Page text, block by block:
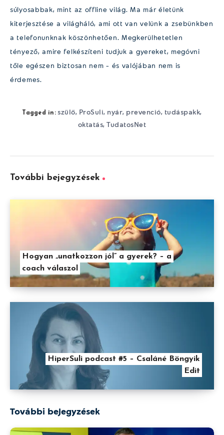
súlyosabbak, mint az offline világ. Ma már életünk
kiterjesztése a világháló, ami ott van velünk a zsebünkben
a telefonunknak köszönhetően. Megkerülhetetlen
tényező, amire felkészíteni tudjuk a gyereket, megóvni
tőle egészen biztosan nem – és valójában nem is
érdemes.
Tagged in: szülő, ProSuli, nyár, prevenció, tudáspakk,
oktatás,TudatosNet
További bejegyzések
Hogyan „unatkozzon jól” a gyerek? – a
coach válaszol
HiperSuli podcast #5 – Csaláné Böngyik
Edit
További bejegyzések